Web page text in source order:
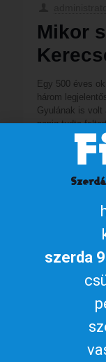
Mikor
Egy 500 éves
három
Gyulának is volt
napig tudta
szerda